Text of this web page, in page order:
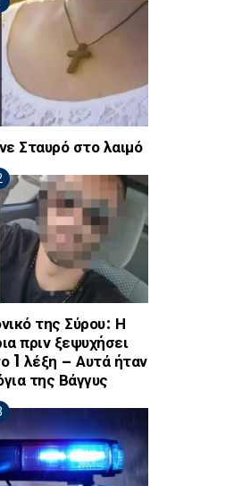
Σταυρό στο λαιμό
της Σύρου: Η
πριν ξεψυχήσει
1 λέξη – Αυτά ήταν
της Βάγγυς